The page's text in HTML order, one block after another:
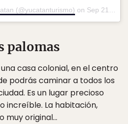
(@yucatanturismo) on Sep 21, 2016 at 8:29am PDT
palomas
casa colonial, en el centro
podrás caminar a todos los
Es un lugar precioso
increíble. La habitación,
muy original…